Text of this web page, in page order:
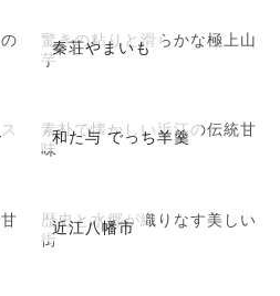
秦荘やまいも
驚きの粘りと滑らかな極上山
芋
和た与 でっち羊羹
素朴で懐かしい近江の伝統甘
味
近江八幡市
歴史と水郷が織りなす美しい
街